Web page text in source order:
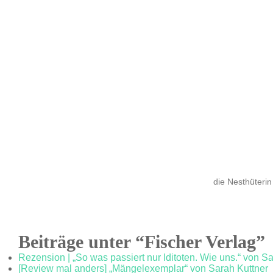
die Nesthüterin
Beiträge unter “Fischer Verlag”
Rezension | „So was passiert nur Iditoten. Wie uns.“ von
[Review mal anders] „Mängelexemplar“ von Sarah Kuttner